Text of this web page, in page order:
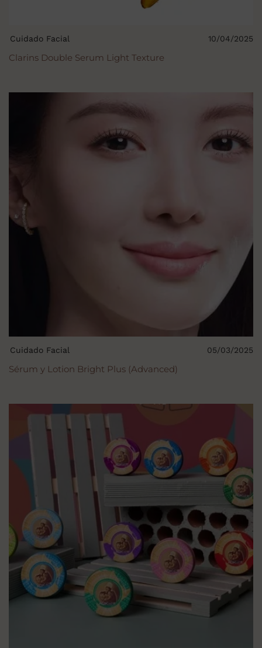
Clarins Double Serum Light Texture
Cuidado Facial 10/04/2025
Sérum y Lotion Bright Plus (Advanced)
Cuidado Facial 05/03/2025